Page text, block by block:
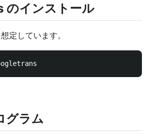
インストール
定しています。
グラム